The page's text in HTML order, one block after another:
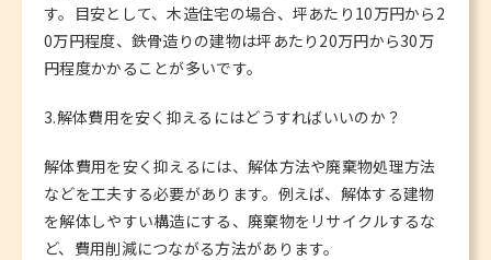
す。目安として、木造住宅の場合、坪あたり10万円から2
0万円程度、鉄骨造りの建物は坪あたり20万円から30万
円程度かかることが多いです。
3.解体費用を安く抑えるにはどうすればいいのか？
解体費用を安く抑えるには、解体方法や廃棄物処理方法
などを工夫する必要があります。例えば、解体する建物
を解体しやすい構造にする、廃棄物をリサイクルするな
ど、費用削減につながる方法があります。